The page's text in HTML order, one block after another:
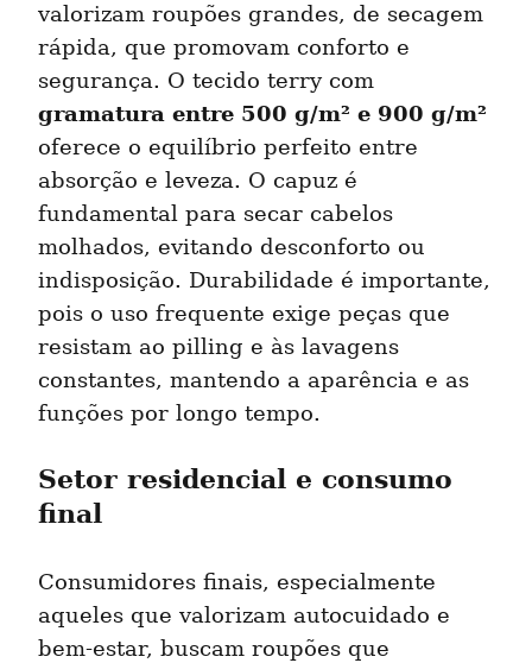
valorizam roupões grandes, de secagem
rápida, que promovam conforto e
gramatura entre 500 g/m² e 900 g/m²
oferece o equilíbrio perfeito entre
absorção e leveza. O capuz é
fundamental para secar cabelos
molhados, evitando desconforto ou
indisposição. Durabilidade é importante,
pois o uso frequente exige peças que
resistam ao pilling e às lavagens
constantes, mantendo a aparência e as
funções por longo tempo.
Setor residencial e consumo
final
Consumidores finais, especialmente
aqueles que valorizam autocuidado e
bem-estar, buscam roupões que